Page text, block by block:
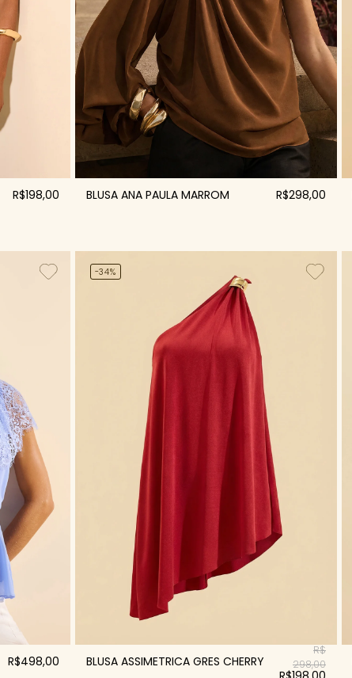
R$198,00 BLUSA ANA PAULA MARROM R$298,00
R$498,00
-34%
BLUSA ASSIMETRICA GRES CHERRY
R$
298,00